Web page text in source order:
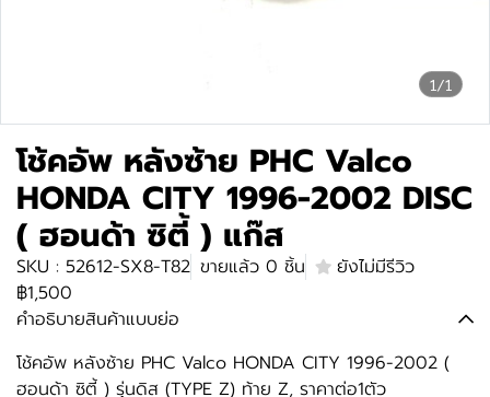
1/1
โช้คอัพ หลังซ้าย PHC Valco
HONDA CITY 1996-2002 DISC
( ฮอนด้า ซิตี้ ) แก๊ส
SKU : 52612-SX8-T82 ขายแล้ว 0 ชิ้น
ยังไม่มีรีวิว
฿1,500
คำอธิบายสินค้าแบบย่อ
โช้คอัพ หลังซ้าย PHC Valco HONDA CITY 1996-2002 (
ฮอนด้า ซิตี้ ) รุ่นดิส (TYPE Z) ท้าย Z, ราคาต่อ1ตัว